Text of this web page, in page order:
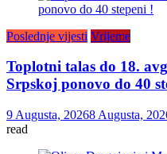
Poslednje vijesti Vrijeme
Toplotni talas do 18.
Srpskoj ponovo do 40
9 Augusta, 20268 Augusta,
read